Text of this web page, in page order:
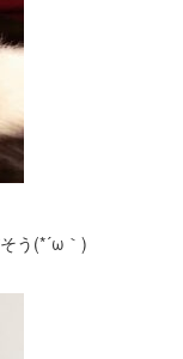
う(*´ω｀)